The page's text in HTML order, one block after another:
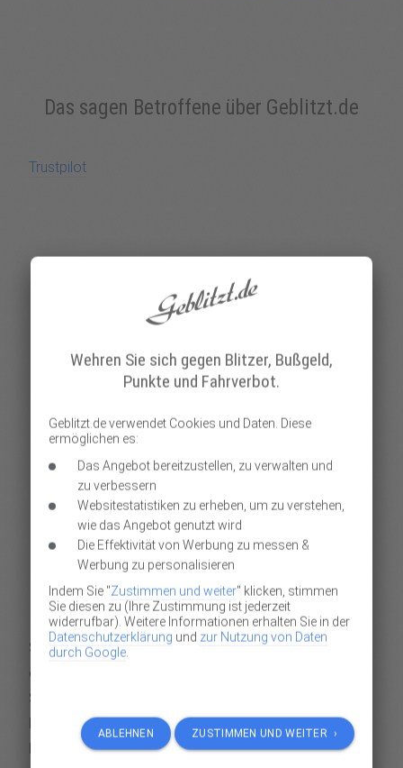
Das sagen Betroffene über Geblitzt.de
Trustpilot
Welche Strafen Ihnen bei einem
Rotlichtverstoß drohen, wie Sie Punkte
und ein mögliches Fahrverbot verhindern
können, erfahren Sie hier.
Sie waren nur einen Moment unaufmerksam, oder
dachten Sie schaffen es noch bei Gelb und dann sind
Sie bei rot über die Ampel gefahren? Kein Problem,
hätte da nicht ein Blitzer gestanden. Jetzt drohen Ihnen
Punkte in Flensburg und ein saftiges Bußgeld. Aber
Wehren Sie sich gegen Blitzer, Bußgeld,
Punkte und Fahrverbot.
Geblitzt.de verwendet Cookies und Daten. Diese
ermöglichen es:
Das Angebot bereitzustellen, zu verwalten und
zu verbessern
Websitestatistiken zu erheben, um zu verstehen,
wie das Angebot genutzt wird
Die Effektivität von Werbung zu messen &
Werbung zu personalisieren
Indem Sie "Zustimmen und weiter" klicken, stimmen
Sie diesen zu (Ihre Zustimmung ist jederzeit
widerrufbar). Weitere Informationen erhalten Sie in der
Datenschutzerklärung und zur Nutzung von Daten
durch Google.
ABLEHNEN ZUSTIMMEN UND WEITER ›